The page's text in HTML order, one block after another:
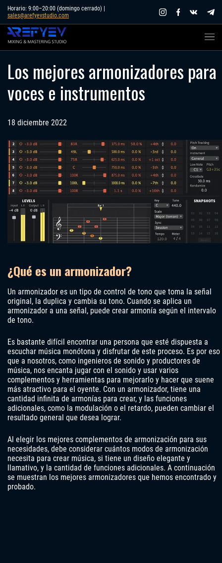
Skip
content
Horario: 9:00–20:00 (domingo cerrado) |
sales@arefyevstudio.com
Los mejores armonizadores para
voces e instrumentos
18 diciembre 2022
¿Qué es un armonizador?
Un armonizador es un tipo de control de tono que toma la señal
original, la duplica y cambia su tono. Cuando se aplica un
armonizador a una señal, puede crear armonía según el intervalo
de tono.
Es bastante difícil encontrar una persona que esté dispuesta a
escuchar música monótona y disfrutar de este proceso. Es por eso
que a nosotros, como ingenieros de sonido y productores de
música, nos encanta jugar con el sonido y usar varios
complementos y herramientas para mejorarlo y hacer que suene
más atractivo para el oyente. Con un armonizador, tiene una
cantidad infinita de armonías para crear, y las funciones
adicionales, como la modulación o el retardo, pueden cambiar el
resultado general que desea lograr.
Al elegir los mejores complementos de armonización para sus
necesidades, debe considerar cuántos modos de armonización
necesita para crear música, si tiene un diseño elegante y
llamativo, y la cantidad de funciones adicionales. A continuación
se muestran los mejores armonizadores que hemos encontrado y
probado.